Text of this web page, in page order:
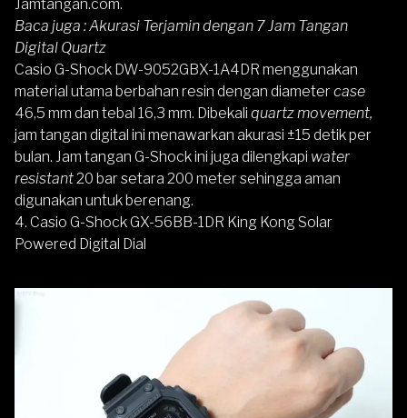
Jamtangan.com.
Baca juga :Akurasi Terjamin dengan 7 Jam Tangan
Digital Quartz
Casio G-Shock DW-9052GBX-1A4DR menggunakan
material utama berbahan resin dengan diameter case
46,5 mm dan tebal 16,3 mm. Dibekali quartz movement,
jam tangan digital ini menawarkan akurasi ±15 detik per
bulan. Jam tangan G-Shock ini juga dilengkapi water
resistant20 bar setara 200 meter sehingga aman
digunakan untuk berenang.
4. Casio G-Shock GX-56BB-1DR King Kong Solar
Powered Digital Dial